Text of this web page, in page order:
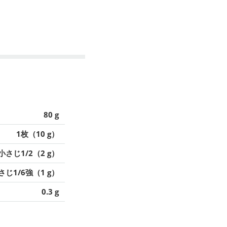
80 g
1枚（10 g）
さじ1/2（2 g）
じ1/6強（1 g）
0.3 g